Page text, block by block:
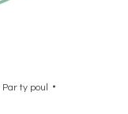
Party poul